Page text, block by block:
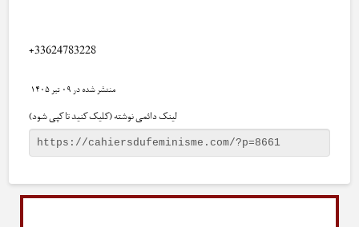
+33624783228
۰۹ تیر ۱۴۰۵
لینک دائمی نوشته (کلیک کنید تا کپی شود)